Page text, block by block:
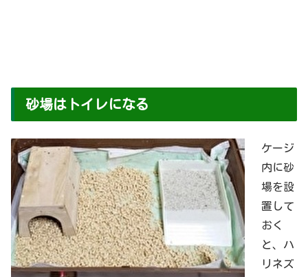
砂場はトイレになる
ケージ
内に砂
場を設
置して
おく
と、ハ
リネズ